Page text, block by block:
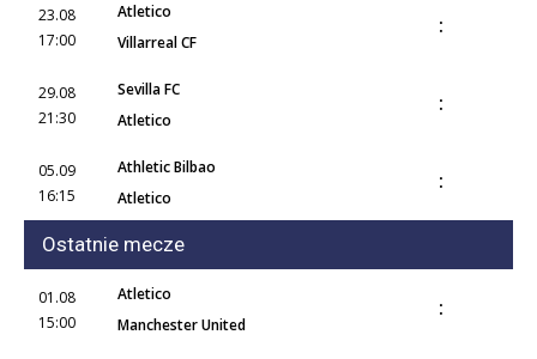
23.08
17:00
Atletico
Villarreal CF
:
29.08
21:30
Sevilla FC
Atletico
:
05.09
16:15
Athletic Bilbao
Atletico
:
Ostatnie mecze
01.08
15:00
Atletico
Manchester United
: